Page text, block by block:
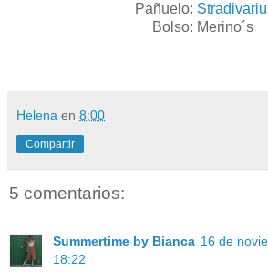
Pañuelo:
Bolso: Merino´s
Helena en 8:00
Compartir
5 comentarios:
Summertime by Bianca 16 de
18:22